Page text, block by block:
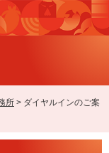
所 > ダイヤルインのご案